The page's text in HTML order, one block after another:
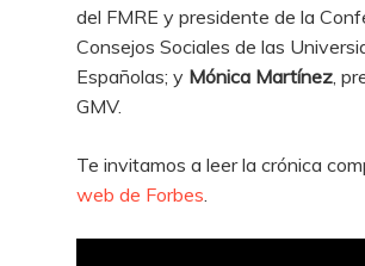
del FMRE y presidente de la
Consejos Sociales de las
Españolas; y Mónica Martínez ,
GMV.
Te invitamos a leer la crónica
web de Forbes